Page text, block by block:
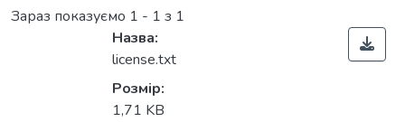
Зараз показуємо 1 - 1 з 1
Назва:
license.txt
Розмір:
1,71 KB